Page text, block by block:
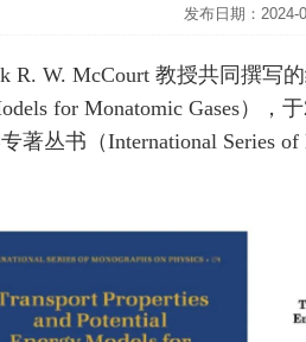
发布日期：2024-
R. W. McCourt 教授共同撰写
for Monatomic Gases）
丛书（International Series